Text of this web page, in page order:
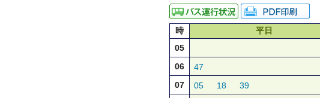
時 平日
05
06
47
07
05 18 39